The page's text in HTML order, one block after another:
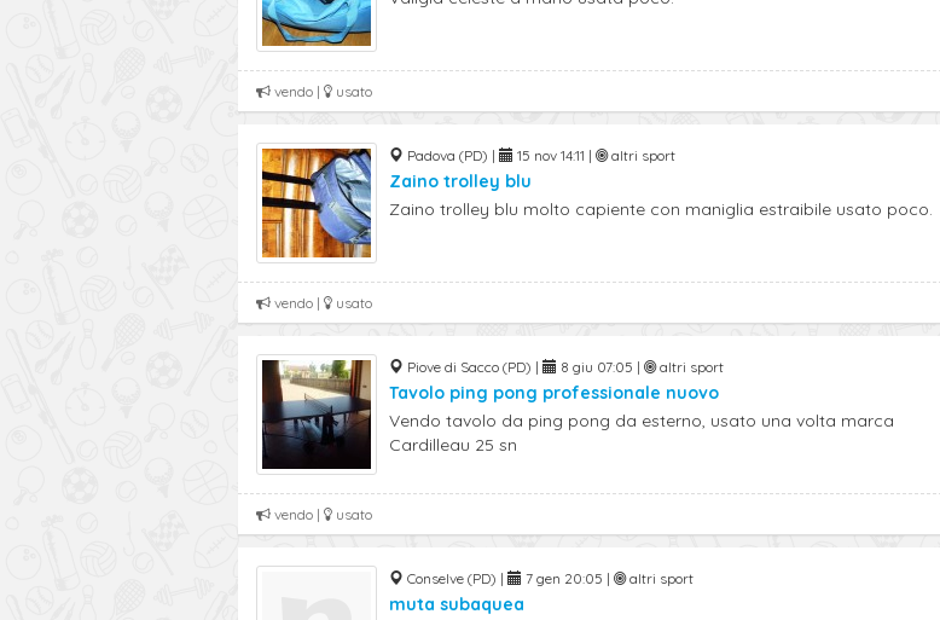
vendo | usato
Padova (PD) | 15 nov 14:11 | altri sport
Zaino trolley blu
Zaino trolley blu molto capiente con maniglia estraibile usato poco.
vendo | usato
Piove di Sacco (PD) | 8 giu 07:05 | altri sport
Tavolo ping pong professionale nuovo
Vendo tavolo da ping pong da esterno, usato una volta marca
Cardilleau 25 sn
vendo | usato
Conselve (PD) | 7 gen 20:05 | altri sport
muta subaquea